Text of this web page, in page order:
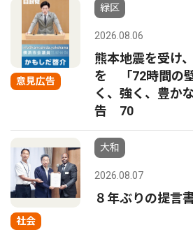
意見広告
緑区
2026.08.06
熊本地震を受け
を 「72時間の
く、強く、豊か
告 70
社会
大和
2026.08.07
８年ぶりの提言